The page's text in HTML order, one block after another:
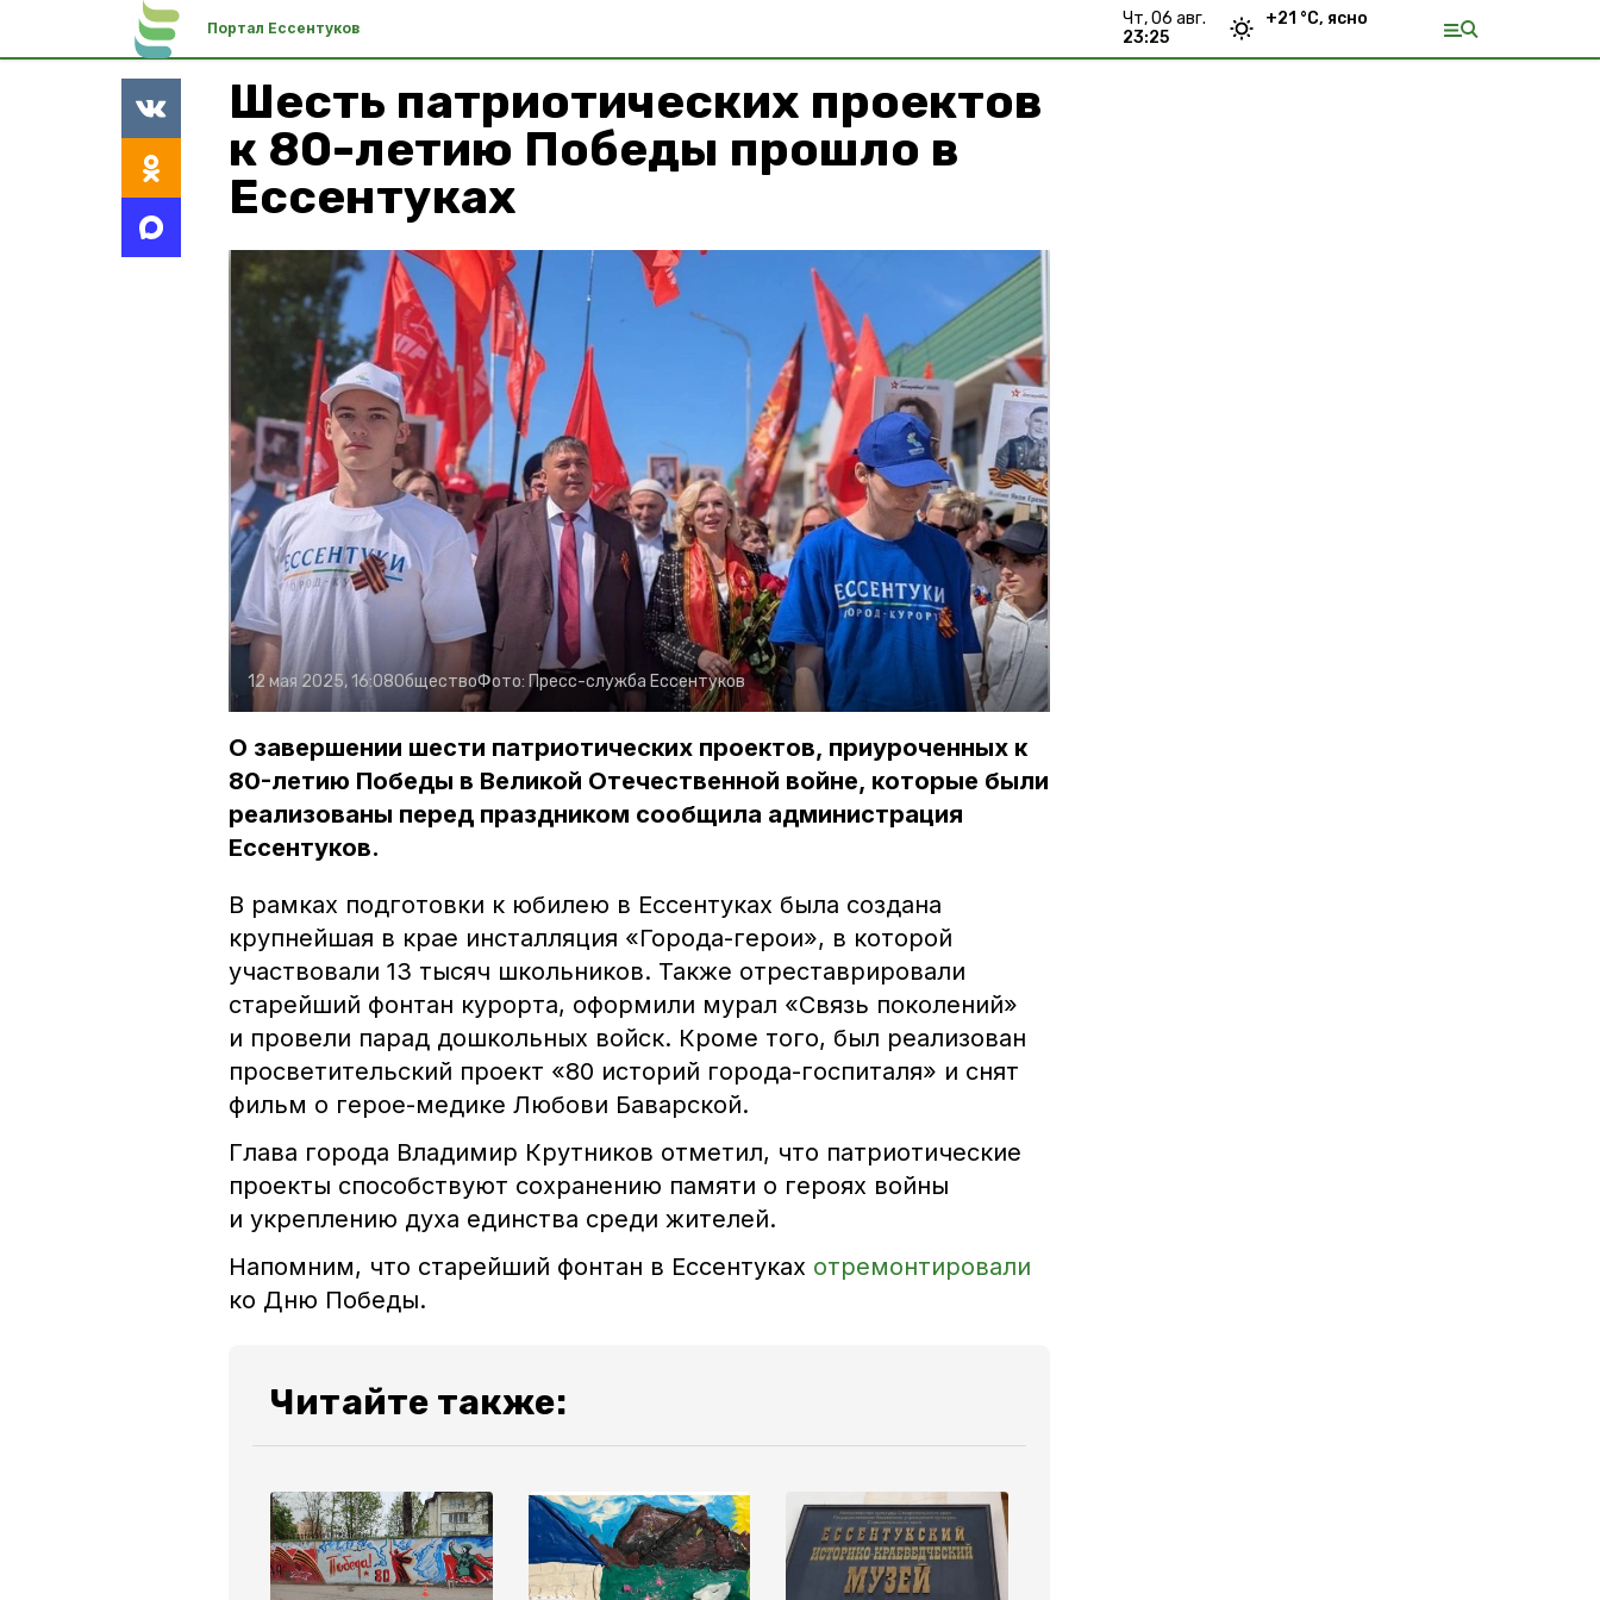
Портал Ессентуков
чт, 06 авг.
23:25
+21 °С, ясно
Шесть патриотических проектов
к 80-летию Победы прошло в
Ессентуках
12 мая 2025, 16:08ОбществоФото: Пресс-служба Ессентуков
О завершении шести патриотических проектов, приуроченных к
80-летию Победы в Великой Отечественной войне, которые были
реализованы перед праздником сообщила администрация
Ессентуков.
В рамках подготовки к юбилею в Ессентуках была создана
крупнейшая в крае инсталляция «Города-герои», в которой
участвовали 13 тысяч школьников. Также отреставрировали
старейший фонтан курорта, оформили мурал «Связь поколений»
и провели парад дошкольных войск. Кроме того, был реализован
просветительский проект «80 историй города-госпиталя» и снят
фильм о герое-медике Любови Баварской.
Глава города Владимир Крутников отметил, что патриотические
проекты способствуют сохранению памяти о героях войны
и укреплению духа единства среди жителей.
Напомним, что старейший фонтан в Ессентуках отремонтировали
ко Дню Победы.
Читайте также: